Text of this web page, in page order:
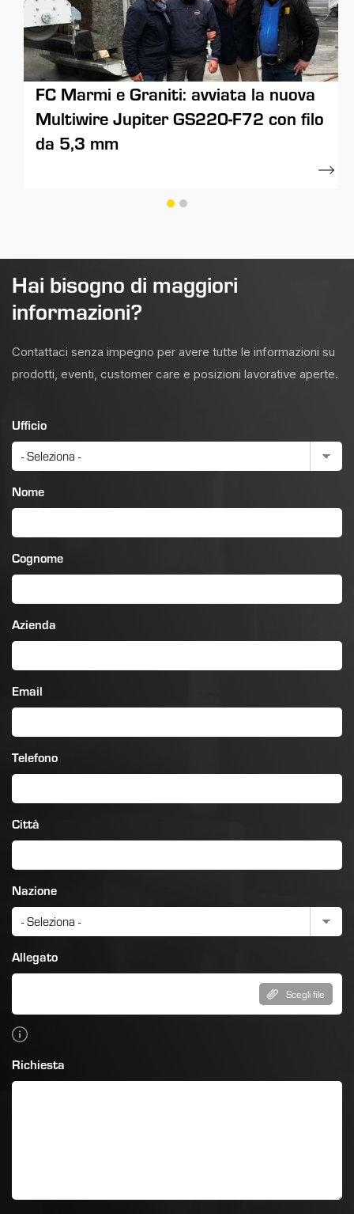
Alfa graniti Multifilo da 5,3mm
FC Marmi e Graniti: avviata la nuova
Multiwire Jupiter GS220-F72 con filo
da 5,3 mm
Hai bisogno di maggiori
informazioni?
Contattaci senza impegno per avere tutte le informazioni su
prodotti, eventi, customer care e posizioni lavorative aperte.
Ufficio
Nome
Cognome
Azienda
Email
Telefono
Città
Nazione
Allegato
Scegli file
Richiesta